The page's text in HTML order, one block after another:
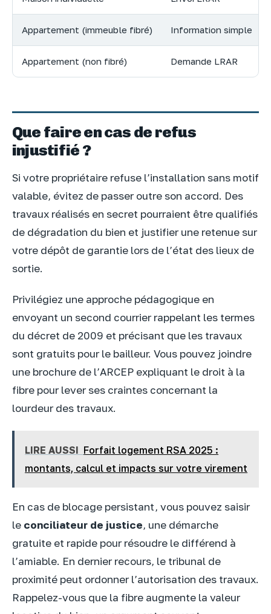
Appartement (immeuble fibré) Information simple
Appartement (non fibré) Demande LRAR
Que faire en cas de refus
injustifié ?
Si votre propriétaire refuse l’installation sans motif
valable, évitez de passer outre son accord. Des
travaux réalisés en secret pourraient être qualifiés
de dégradation du bien et justifier une retenue sur
votre dépôt de garantie lors de l’état des lieux de
sortie.
Privilégiez une approche pédagogique en
envoyant un second courrier rappelant les termes
du décret de 2009 et précisant que les travaux
sont gratuits pour le bailleur. Vous pouvez joindre
une brochure de l’ARCEP expliquant le droit à la
fibre pour lever ses craintes concernant la
lourdeur des travaux.
LIRE AUSSI Forfait logement RSA 2025 :
montants, calcul et impacts sur votre virement
En cas de blocage persistant, vous pouvez saisir
le conciliateur de justice, une démarche
gratuite et rapide pour résoudre le différend à
l’amiable. En dernier recours, le tribunal de
proximité peut ordonner l’autorisation des travaux.
Rappelez-vous que la fibre augmente la valeur